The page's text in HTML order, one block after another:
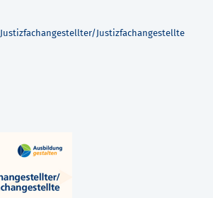
Justizfachangestellter/Justizfachangestellte